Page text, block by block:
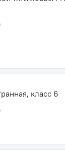
класс 6